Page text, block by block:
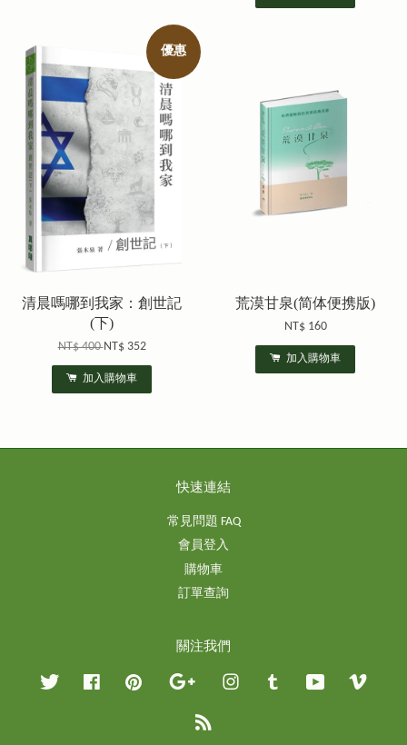
優惠
清晨嗎哪到我家：創世記
(下)
NT$ 400NT$ 352
加入購物車
荒漠甘泉(简体便携版)
NT$ 160
加入購物車
快速連結
常見問題 FAQ
會員登入
購物車
訂單查詢
關注我們
Twitter Facebook Pinterest Google InstagramTumblr YouTube